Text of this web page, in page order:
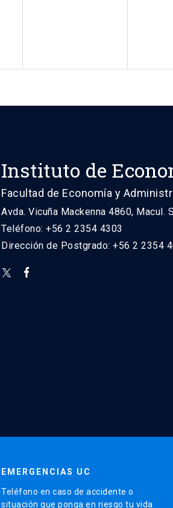
Instituto de
Facultad de Economía y
Avda. Vicuña Mackenna 4860, Macul.
Teléfono: +56 2 2354 4303
Dirección de Postgrado: +56 2 2354
EMERGENCIAS UC
Teléfono en caso de accidente o
situación que ponga en riesgo tu vida